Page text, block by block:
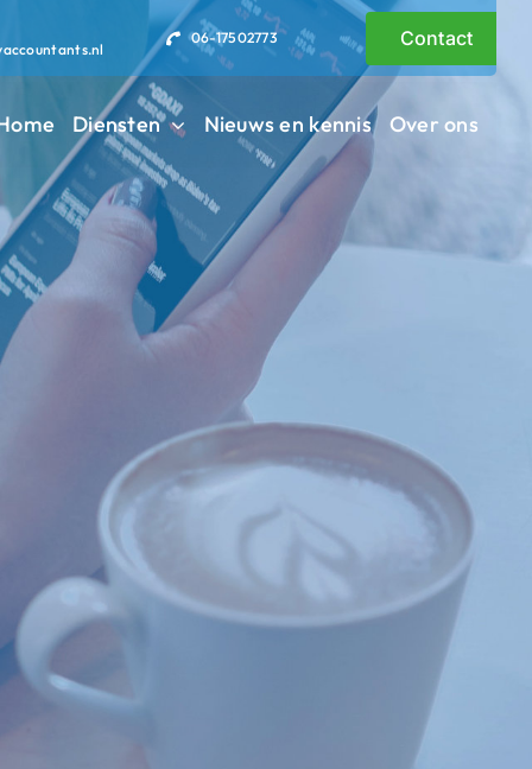
06-17502773 Contact
Diensten Nieuws en kennis Over ons